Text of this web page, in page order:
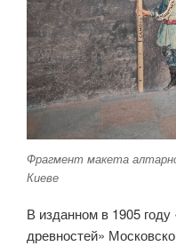
Фрагмент макета
Киеве
В изданном в 1905 году
древностей»